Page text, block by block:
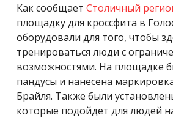
Как сообщает Столичный
площадку для кроссфита в
оборудовали для того, чтобы
тренироваться люди с
возможностями. На площадке
пандусы и нанесена
Брайля. Также были
которые подойдет для людей